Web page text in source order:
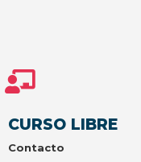
CURSO LIBRE
Contacto